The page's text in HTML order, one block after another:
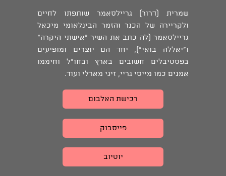
שמרית (דרור) גריילסאמר שותפתו לחיים
ולקריירה של הכנר והזמר הבינלאומי מיכאל
גריילסאמר (לה כתב את השיר "אישתי היקרה"
ו״יאללה בואי״), יחד הם יוצרים ומופיעים
בפסטיבלים חשובים בארץ ובחו"ל וחיממו
אמנים כמו מייסי גריי, זיגי מארלי ועוד.
רכישת האלבום
פייסבוק
יוטיוב